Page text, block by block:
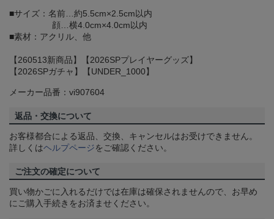
■サイズ：名前…約5.5cm×2.5cm以内
顔…横4.0cm×4.0cm以内
■素材：アクリル、他
【260513新商品】【2026SPプレイヤーグッズ】
【2026SPガチャ】【UNDER_1000】
メーカー品番：vi907604
返品・交換について
お客様都合による返品、交換、キャンセルはお受けできません。
詳しくはヘルプページをご確認ください。
ご注文の確定について
買い物かごに入れるだけでは在庫は確保されませんので、お早め
にご購入手続きをお済ませください。